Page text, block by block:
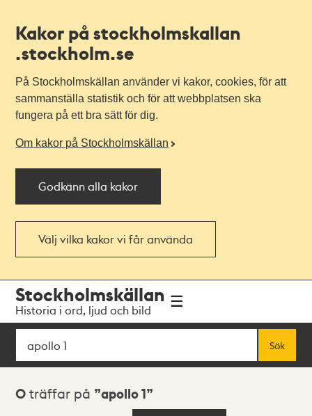
Kakor på stockholmskallan
.stockholm.se
På Stockholmskällan använder vi kakor, cookies, för att
sammanställa statistik och för att webbplatsen ska
fungera på ett bra sätt för dig.
Om kakor på Stockholmskällan
Godkänn alla kakor
Välj vilka kakor vi får använda
navigationen
huvudinnehållet
Stockholmskällan
Historia i ord, ljud och bild
Sök
Sök
Sökresultat
0 träffar på apollo 1